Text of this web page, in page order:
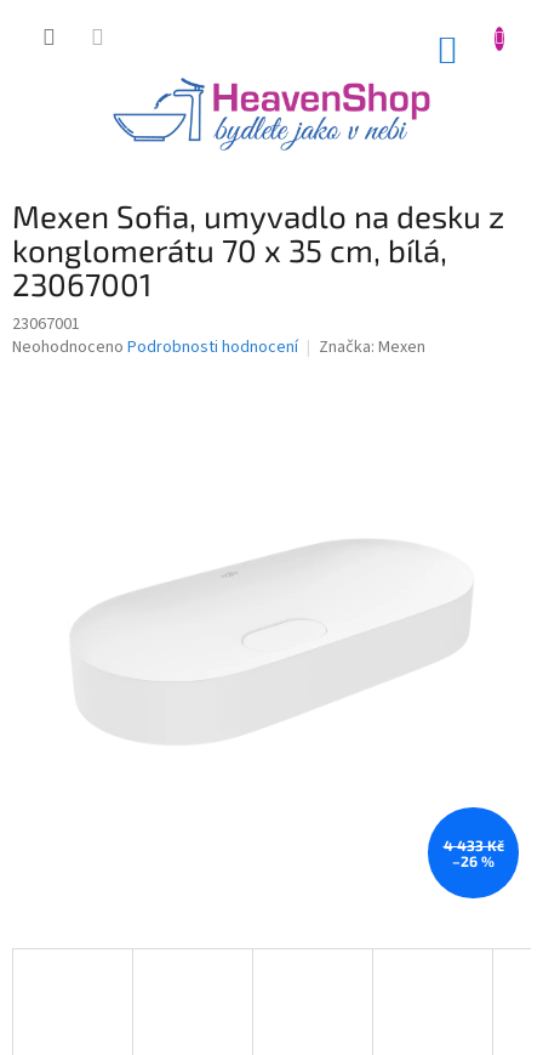
Mexen Sofia, umyvadlo na desku z
konglomerátu 70 x 35 cm, bílá,
23067001
23067001
Průměrné
Neohodnoceno Podrobnosti hodnocení Značka: Mexen
4 433 Kč
–26 %